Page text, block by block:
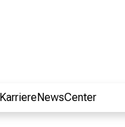
KarriereNewsCenter